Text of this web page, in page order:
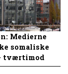
Medierne
somaliske
tværtimod